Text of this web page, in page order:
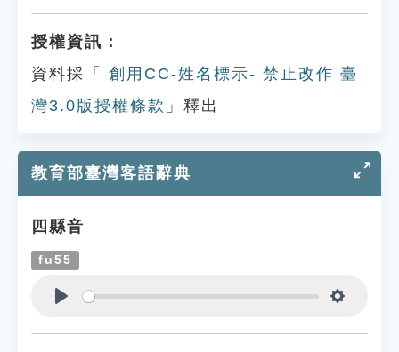
授權資訊：
資料採「
創用CC-姓名標示- 禁止改作 臺
灣3.0版授權條款 」釋出
教育部臺灣客語辭典
四縣音
fu55